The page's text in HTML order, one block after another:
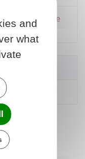
Pacs pour le
and
what